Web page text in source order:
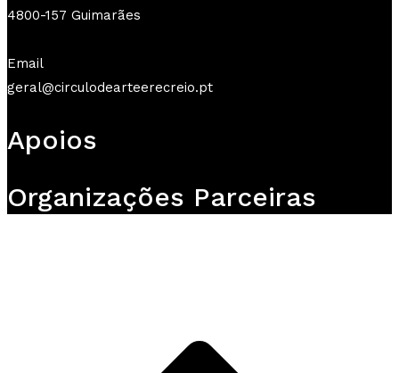
4800-157 Guimarães
Email
geral@circulodearteerecreio.pt
Apoios
Organizações Parceiras